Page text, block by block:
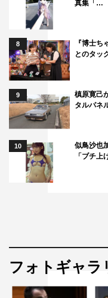
真集「…
8
『博士
とのタッ
9
槙原寛己
タルパネ
10
似鳥沙也
「ブチ上
フォトギャラ